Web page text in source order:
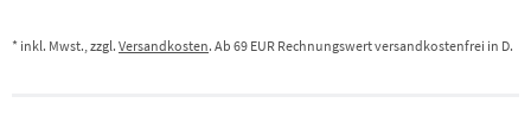
* inkl. Mwst., zzgl. Versandkosten. Ab 69 EUR Rechnungswert versandkostenfrei in D.